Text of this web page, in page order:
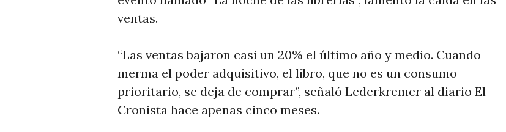
ventas.
“Las ventas bajaron casi un 20% el último año y medio. Cuando
merma el poder adquisitivo, el libro, que no es un consumo
prioritario, se deja de comprar”, señaló Lederkremer al diario El
Cronista hace apenas cinco meses.